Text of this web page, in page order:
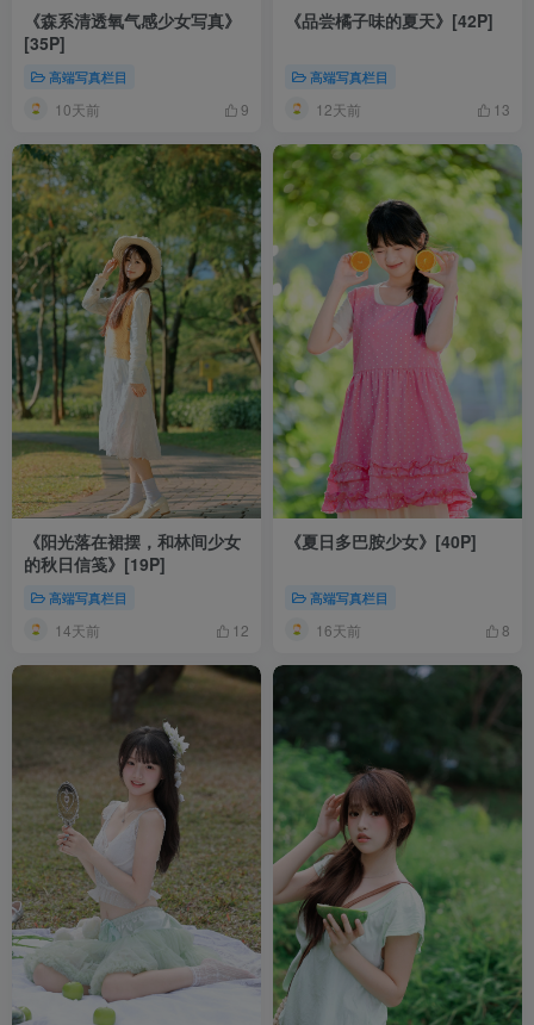
《森系清透氧气感少女写真》
[35P]
高端写真栏目
10天前 9
《品尝橘子味的夏天》[42P]
高端写真栏目
12天前 13
《阳光落在裙摆，和林间少女
的秋日信笺》[19P]
高端写真栏目
14天前 12
《夏日多巴胺少女》[40P]
高端写真栏目
16天前 8